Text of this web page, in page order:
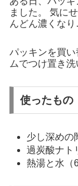
ました。 気に
んどん濃くな
パッキンを買
ムでつけ置き洗
使ったもの
少し深めの
過炭酸ナト
熱湯と水（